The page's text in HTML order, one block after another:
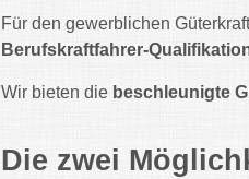
Für den gewerblichen
Berufskraftfahrer-
Wir bieten die beschleunigte
Die zwei